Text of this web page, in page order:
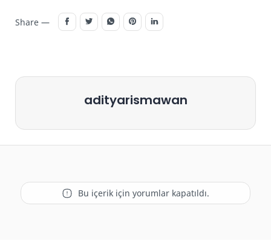
Share —
adityarismawan
Bu içerik için yorumlar kapatıldı.